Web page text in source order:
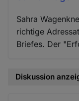
Sahra
richtige
Briefes. Der
Diskussion